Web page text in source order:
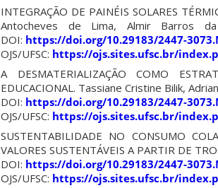
INTEGRAÇÃO DE PAINÉIS SOLARES
Antocheves de Lima, Almir Barros
DOI: https://doi.org/10.29183/2447-
OJS/UFSC: https://ojs.sites.ufsc.br/
A DESMATERIALIZAÇÃO COMO
EDUCACIONAL. Tassiane Cristine Bilik,
DOI: https://doi.org/10.29183/2447-
OJS/UFSC: https://ojs.sites.ufsc.br/
SUSTENTABILIDADE NO CONSUMO
VALORES SUSTENTÁVEIS A PARTIR DE
DOI: https://doi.org/10.29183/2447-
OJS/UFSC: https://ojs.sites.ufsc.br/